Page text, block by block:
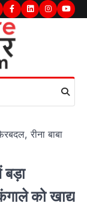
Facebook
LinkedInInstagram
रीना बाबा
को खाद्य